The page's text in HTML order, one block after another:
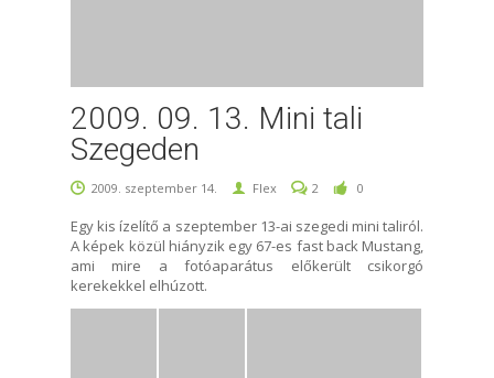
2009. 09. 13. Mini tali
Szegeden
2009. szeptember 14. Flex 2 0
Egy kis ízelítő a szeptember 13-ai szegedi mini taliról.
A képek közül hiányzik egy 67-es fast back Mustang,
ami mire a fotóaparátus előkerült csikorgó
kerekekkel elhúzott.